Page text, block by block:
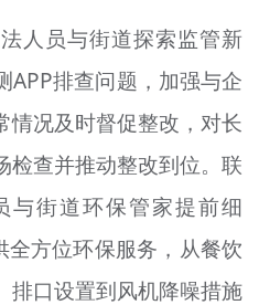
人员与街道探索监管新
APP排查问题，加强与企
情况及时督促整改，对长
检查并推动整改到位。联
与街道环保管家提前细
全方位环保服务，从餐饮
排口设置到风机降噪措施